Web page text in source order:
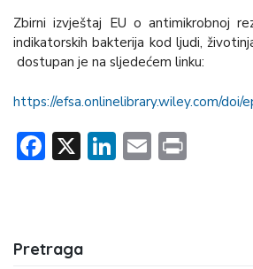
Zbirni izvještaj EU o antimikrobnoj
indikatorskih bakterija kod ljudi,
dostupan je na sljedećem linku:
https://efsa.onlinelibrary.wiley.com/doi/
Facebook
X LinkedIn
Email
Pretraga